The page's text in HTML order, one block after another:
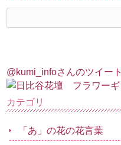
@kumi_infoさんのツイート
カテゴリ
「あ」の花の花言葉